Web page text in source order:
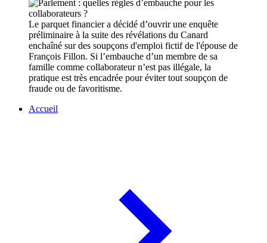
Le parquet financier a décidé d’ouvrir une enquête
préliminaire à la suite des révélations du Canard
enchaîné sur des soupçons d'emploi fictif de l'épouse de
François Fillon. Si l’embauche d’un membre de sa
famille comme collaborateur n’est pas illégale, la
pratique est très encadrée pour éviter tout soupçon de
fraude ou de favoritisme.
Accueil